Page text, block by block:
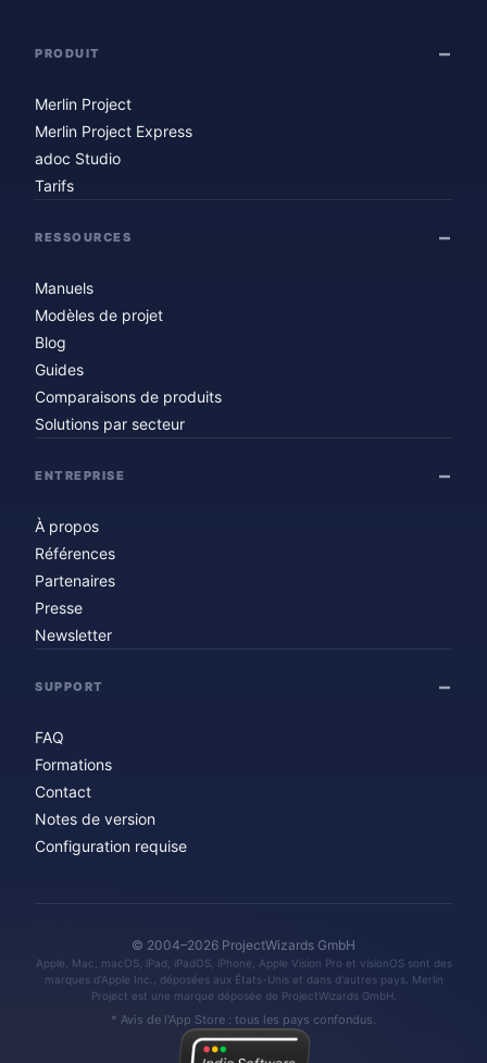
PRODUIT
Merlin Project
Merlin Project Express
adoc Studio
Tarifs
RESSOURCES
Manuels
Modèles de projet
Blog
Guides
Comparaisons de produits
Solutions par secteur
ENTREPRISE
À propos
Références
Partenaires
Presse
Newsletter
SUPPORT
FAQ
Formations
Contact
Notes de version
Configuration requise
© 2004–2026 ProjectWizards GmbH
Apple, Mac, macOS, iPad, iPadOS, iPhone, Apple Vision Pro et visionOS sont des
marques d'Apple Inc., déposées aux États-Unis et dans d'autres pays. Merlin
Project est une marque déposée de ProjectWizards GmbH.
* Avis de l'App Store : tous les pays confondus.